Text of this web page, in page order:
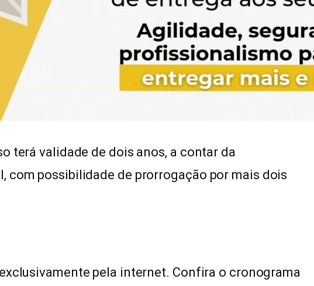
terá validade de dois anos, a contar da
com possibilidade de prorrogação por mais dois
pela internet. Confira o cronograma